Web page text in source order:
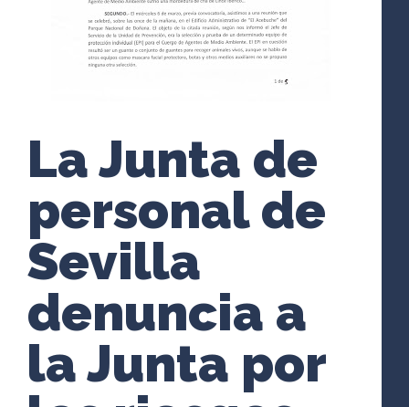
La Junta de
personal de
Sevilla
denuncia a
la Junta por